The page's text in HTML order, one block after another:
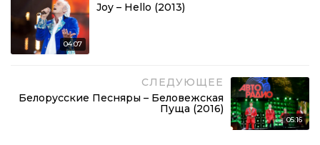
04:07
Joy – Hello (2013)
СЛЕДУЮЩЕЕ
Белорусские Песняры – Беловежская
Пуща (2016)
05:16